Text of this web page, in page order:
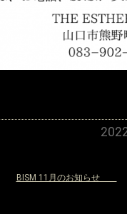
BISM 11月のお知らせ